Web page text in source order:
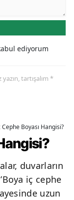
ediyorum
tartışalım *
Cephe Boyası Hangisi?
duvarların
iç cephe
uzun